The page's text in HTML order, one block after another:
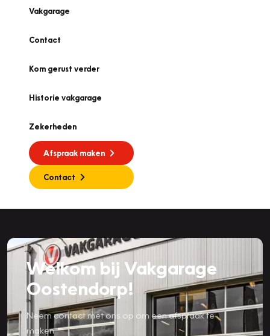
Vakgarage
Contact
Kom gerust verder
Historie vakgarage
Zekerheden
Afspraak maken
Contact
Welkom bij Vakgarage
Oostendorp!
Neem contact met ons op om een afspraak te
maken